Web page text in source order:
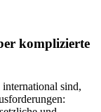
komplizierte
sind,